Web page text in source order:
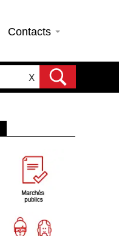
Contacts
X